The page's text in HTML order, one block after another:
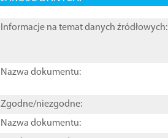
Informacje na temat danych źródłowych:
Nazwa dokumentu:
Zgodne/niezgodne:
Nazwa dokumentu: